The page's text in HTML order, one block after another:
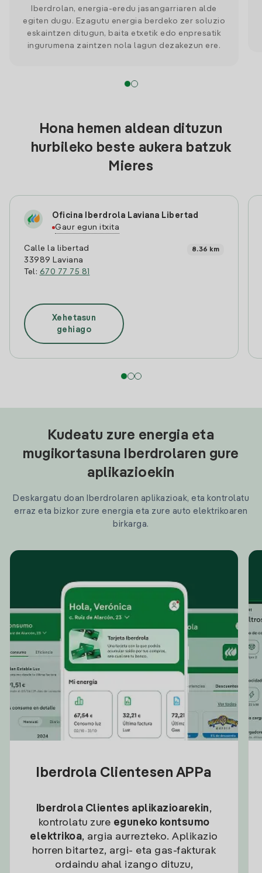
Iberdrolan, energia-eredu jasangarriaren alde
egiten dugu. Ezagutu energia berdeko zer soluzio
eskaintzen ditugun, baita etxetik edo enpresatik
ingurumena zaintzen nola lagun dezakezun ere.
Hona hemen aldean dituzun
hurbileko beste aukera batzuk
Mieres
Oficina Iberdrola Laviana Libertad
Gaur egun itxita
Calle la libertad
33989 Laviana
Tel: 670 77 75 81
8.36 km
Xehetasun
gehiago
Kudeatu zure energia eta
mugikortasuna Iberdrolaren gure
aplikazioekin
Deskargatu doan Iberdrolaren aplikazioak, eta kontrolatu
erraz eta bizkor zure energia eta zure auto elektrikoaren
birkarga.
Iberdrola Clientesen APPa
Iberdrola Clientes aplikazioarekin,
kontrolatu zure eguneko kontsumo
elektrikoa, argia aurrezteko. Aplikazio
horren bitartez, argi- eta gas-fakturak
ordaindu ahal izango dituzu,